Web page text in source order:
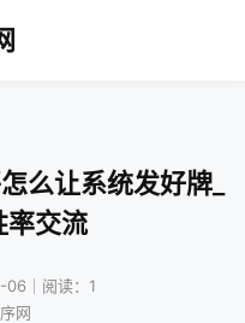
么让系统发好牌_
率交流
｜阅读：1
网